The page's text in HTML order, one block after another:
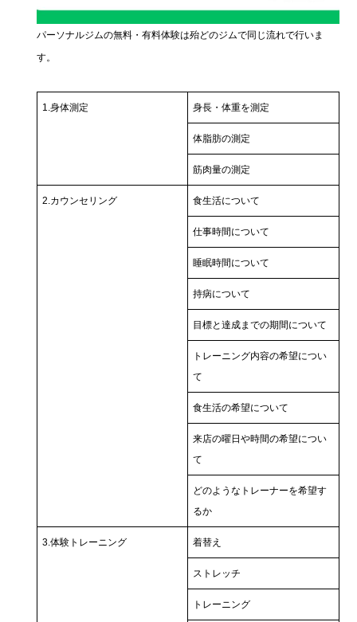
パーソナルジムの無料・有料体験は殆どのジムで同じ流れで行いま
す。
1.身体測定 身長・体重を測定
体脂肪の測定
筋肉量の測定
2.カウンセリング 食生活について
仕事時間について
睡眠時間について
持病について
目標と達成までの期間について
トレーニング内容の希望につい
て
食生活の希望について
来店の曜日や時間の希望につい
て
どのようなトレーナーを希望す
るか
3.体験トレーニング 着替え
ストレッチ
トレーニング